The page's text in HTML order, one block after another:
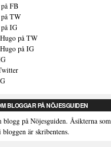
FB
TW
IG
på TW
på IG
BLOGGAR PÅ NÖJESGUIDEN
blogg på Nöjesguiden. Åsikterna som
är skribentens.